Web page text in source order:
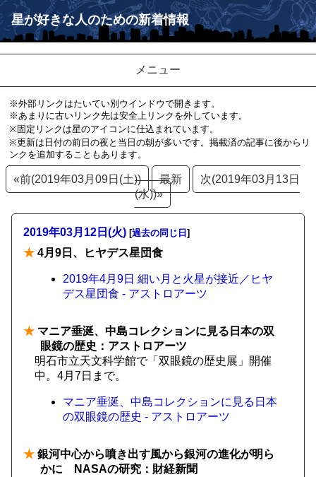
星が好きな人のための新着情報
メニュー
※外部リンクはたいてい別ウインドウで開きます。
※あまりに古いリンク先は安全上リンクを外しています。
※固定リンクは星のアイコンに仕込まれています。
※更新は日付の前日の夜と当日の朝が多いです。掲載済の記事に後からリ
ンクを追加することもあります。
«前(2019年03月09日(土)) 最新
次(2019年03月13日
(水))»
2019年03月12日(火) [過去の同じ日 ]
★ 4月9日、ヒヤデス星団食
2019年4月9日 細い月と火星が接近／ヒヤ
デス星団食 - アストロアーツ
★ マニア垂涎、中島コレクションに見る日本の双
眼鏡の歴史：アストロアーツ
明石市立天文科学館で「双眼鏡の歴史展」開催
中。4月7日まで。
マニア垂涎、中島コレクションに見る日本
の双眼鏡の歴史 - アストロアーツ
★ 銀河中心から噴き出す風から銀河の進化が明ら
かに NASAの研究：財経新聞